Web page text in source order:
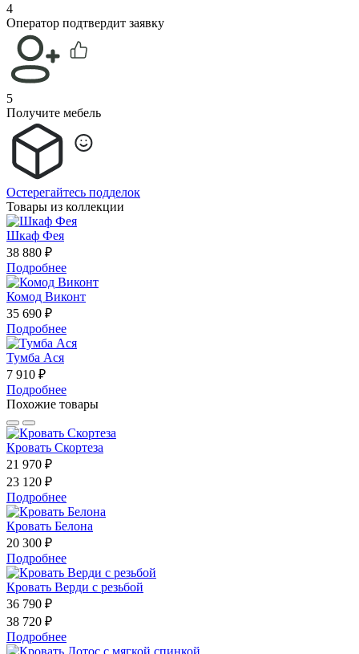
4
Оператор подтвердит заявку
5
Получите мебель
Остерегайтесь подделок
Товары из коллекции
Шкаф Фея
38 880 ₽
Подробнее
Комод Виконт
35 690 ₽
Подробнее
Тумба Ася
7 910 ₽
Подробнее
Похожие товары
Кровать Скортеза
21 970 ₽
23 120 ₽
Подробнее
Кровать Белона
20 300 ₽
Подробнее
Кровать Верди с резьбой
36 790 ₽
38 720 ₽
Подробнее